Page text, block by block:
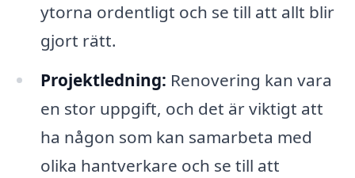
ytorna ordentligt och se till att allt blir
gjort rätt.
Projektledning: Renovering kan vara
en stor uppgift, och det är viktigt att
ha någon som kan samarbeta med
olika hantverkare och se till att